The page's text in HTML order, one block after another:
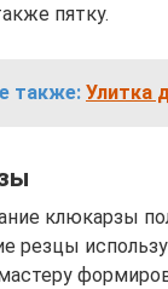
пятку.
также: Улитка
клюкарзы
резцы